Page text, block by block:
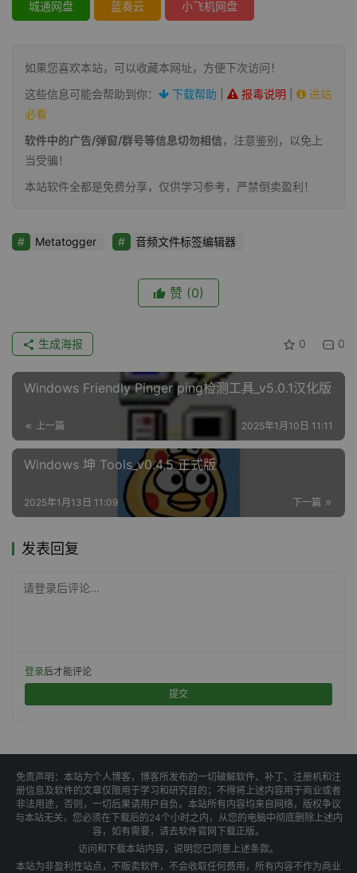
城通网盘 蓝奏云 小飞机网盘
如果您喜欢本站，可以收藏本网址，方便下次访问！
这些信息可能会帮助到你：
下载帮助 报毒说明
进站
必看
软件中的广告/弹窗/群号等信息切勿相信，注意鉴别，以免上
当受骗！
本站软件全都是免费分享，仅供学习参考，严禁倒卖盈利！
Metatogger 音频文件标签编辑器
赞 (0)
0 0
生成海报
Windows Friendly Pinger ping检测工具_v5.0.1汉化版
上一篇 2025年1月10日 11:11
Windows 坤 Tools_v0.4.5 正式版
下一篇
2025年1月13日 11:09
发表回复
请登录后评论...
登录后才能评论
提交
免责声明：本站为个人博客，博客所发布的一切破解软件、补丁、注册机和注
册信息及软件的文章仅限用于学习和研究目的；不得将上述内容用于商业或者
非法用途，否则，一切后果请用户自负。本站所有内容均来自网络，版权争议
与本站无关，您必须在下载后的24个小时之内，从您的电脑中彻底删除上述内
容，如有需要，请去软件官网下载正版。
访问和下载本站内容，说明您已同意上述条款。
本站为非盈利性站点，不贩卖软件，不会收取任何费用，所有内容不作为商业